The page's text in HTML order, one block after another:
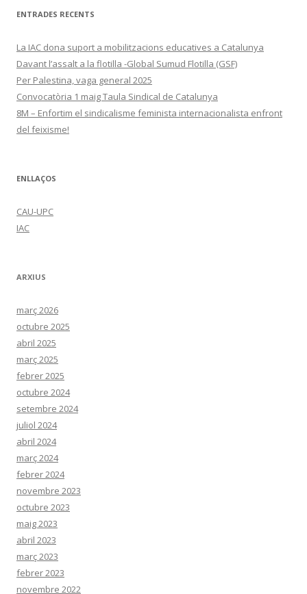
ENTRADES RECENTS
La IAC dona suport a mobilitzacions educatives a Catalunya
Davant l’assalt a la flotilla -Global Sumud Flotilla (GSF)
Per Palestina, vaga general 2025
Convocatòria 1 maig Taula Sindical de Catalunya
8M – Enfortim el sindicalisme feminista internacionalista enfront
del feixisme!
ENLLAÇOS
CAU-UPC
IAC
ARXIUS
març 2026
octubre 2025
abril 2025
març 2025
febrer 2025
octubre 2024
setembre 2024
juliol 2024
abril 2024
març 2024
febrer 2024
novembre 2023
octubre 2023
maig 2023
abril 2023
març 2023
febrer 2023
novembre 2022